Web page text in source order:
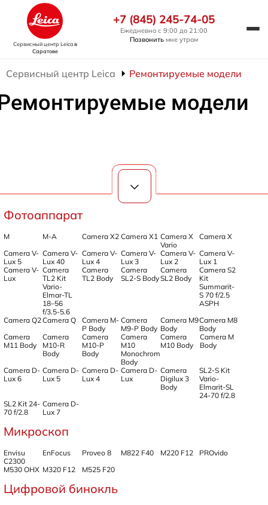
Сервисный центр Leicaв
Саратове
+7 (845) 245-74-05
Ежедневно с 9:00 до 21:00
Позвонить мне утром
Сервисный центр Leica Ремонтируемые модели
модели
Фотоаппарат
M M-A Camera X2 Camera X1 Camera X
Vario
Camera X
Camera V-
Lux 5
Camera V-
Lux 40
Camera V-
Lux 4
Camera V-
Lux 3
Camera V-
Lux 2
Camera V-
Lux 1
Camera V-
Lux
Camera
TL2 Kit
Vario-
Elmar-TL
18–56
f/3.5-5.6
Camera
TL2 Body
Camera
SL2-S Body
Camera
SL2 Body
Camera S2
Kit
Summarit-
S 70 f/2.5
ASPH
Camera Q2Camera Q
Camera M-
P Body
Camera
M9-P Body
Camera M9
Body
Camera M8
Body
Camera
M11 Body
Camera
M10-R
Body
Camera
M10-P
Body
Camera
M10
Monochrom
Body
Camera
M10 Body
Camera M
Body
Camera D-
Lux 6
Camera D-
Lux 5
Camera D-
Lux 4
Camera D-
Lux
Camera
Digilux 3
Body
SL2-S Kit
Vario-
Elmarit-SL
24-70 f/2.8
SL2 Kit 24-
70 f/2.8
Camera D-
Lux 7
Микроскоп
Envisu
C2300
EnFocus Proveo 8 M822 F40 M220 F12
PROvido
M530 OHX M320 F12 M525 F20
Цифровой бинокль